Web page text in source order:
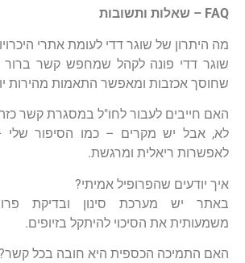
FAQ – שאלות ותשובות
מה היתרון של שוגר דדי לעומת אתרי
שוגר דדי פונה לקהל שמחפש קשר ברור
שחוסך אכזבות ומאפשר התאמות מהירות
האם חייבים לעבור לחו"ל במסגרת קשר
לא, אבל יש מקרים – כמו הסיפור
לאפשרות ריאלית ומרגשת.
איך יודעים שהפרופיל אמיתי?
באתר יש מערכת סינון ובדיקת
משמעותית את הסיכוי להיתקל בזיופים.
האם התמיכה הכספית היא חובה בכל